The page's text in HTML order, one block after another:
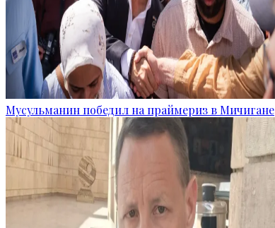
Мусульманин победил на праймериз в Мичигане